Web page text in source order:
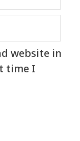
website in
time I